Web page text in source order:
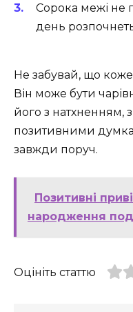
Сорока межі не
день
Не забувай, що
Він може бути
його з натхненням,
позитивними
завжди поруч.
Позитивні
народження
Оцініть статтю